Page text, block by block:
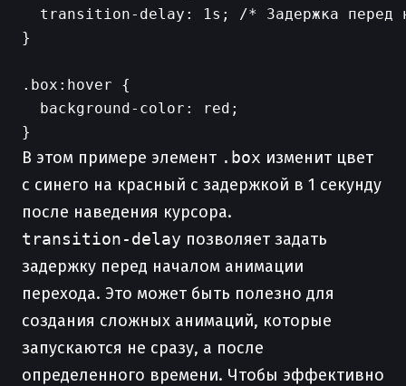
transition-delay: 1s; /* Задержка перед
}
.box:hover {
  background-color: red;
В этом примере элемент .box изменит цвет
с синего на красный с задержкой в 1 секунду
после наведения курсора.
transition-delay позволяет задать
задержку перед началом анимации
перехода. Это может быть полезно для
создания сложных анимаций, которые
запускаются не сразу, а после
определенного времени. Чтобы эффективно